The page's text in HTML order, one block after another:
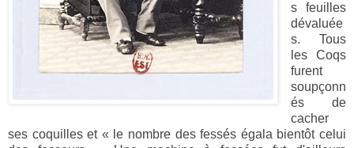
s feuilles
dévaluée
s. Tous
les Coqs
furent
soupçonn
és de
cacher
ses coquilles et « le nombre des fessés égala bientôt celui